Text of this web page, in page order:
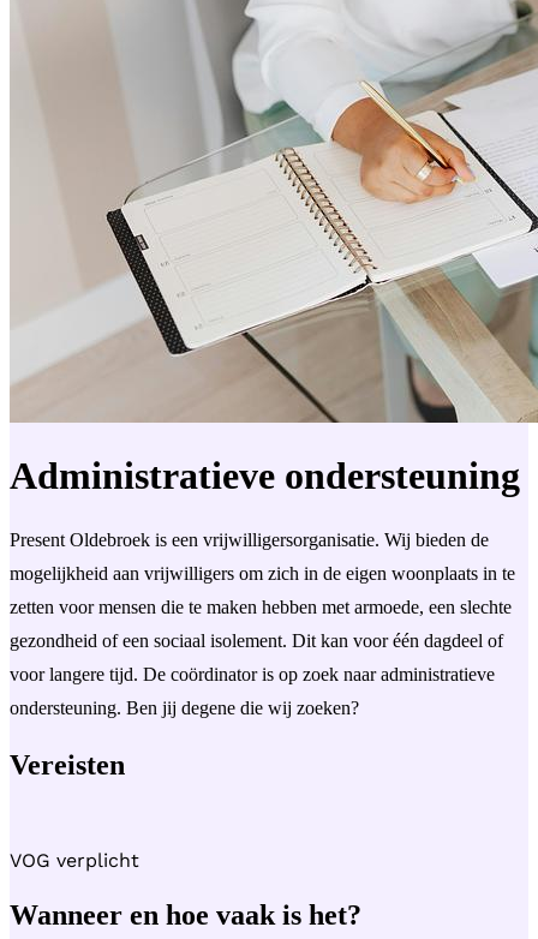
Administratieve ondersteuning
Present Oldebroek is een vrijwilligersorganisatie. Wij bieden de
mogelijkheid aan vrijwilligers om zich in de eigen woonplaats in te
zetten voor mensen die te maken hebben met armoede, een slechte
gezondheid of een sociaal isolement. Dit kan voor één dagdeel of
voor langere tijd. De coördinator is op zoek naar administratieve
ondersteuning. Ben jij degene die wij zoeken?
Vereisten
VOG verplicht
Wanneer en hoe vaak is het?